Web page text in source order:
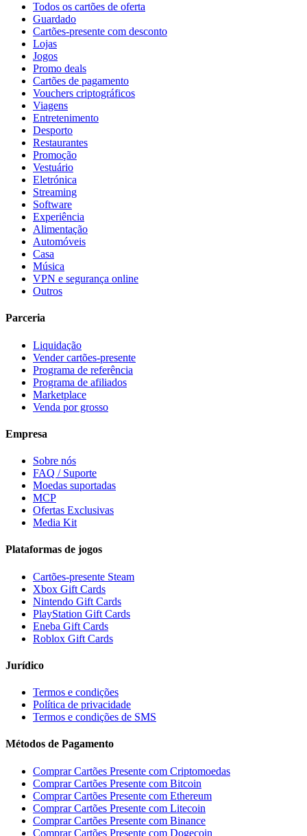
Todos os cartões de oferta
Guardado
Cartões-presente com desconto
Lojas
Jogos
Promo deals
Cartões de pagamento
Vouchers criptográficos
Viagens
Entretenimento
Desporto
Restaurantes
Promoção
Vestuário
Eletrónica
Streaming
Software
Experiência
Alimentação
Automóveis
Casa
Música
VPN e segurança online
Outros
Parceria
Liquidação
Vender cartões-presente
Programa de referência
Programa de afiliados
Marketplace
Venda por grosso
Empresa
Sobre nós
FAQ / Suporte
Moedas suportadas
MCP
Ofertas Exclusivas
Media Kit
Plataformas de jogos
Cartões-presente Steam
Xbox Gift Cards
Nintendo Gift Cards
PlayStation Gift Cards
Eneba Gift Cards
Roblox Gift Cards
Jurídico
Termos e condições
Política de privacidade
Termos e condições de SMS
Métodos de Pagamento
Comprar Cartões Presente com Criptomoedas
Comprar Cartões Presente com Bitcoin
Comprar Cartões Presente com Ethereum
Comprar Cartões Presente com Litecoin
Comprar Cartões Presente com Binance
Comprar Cartões Presente com Dogecoin